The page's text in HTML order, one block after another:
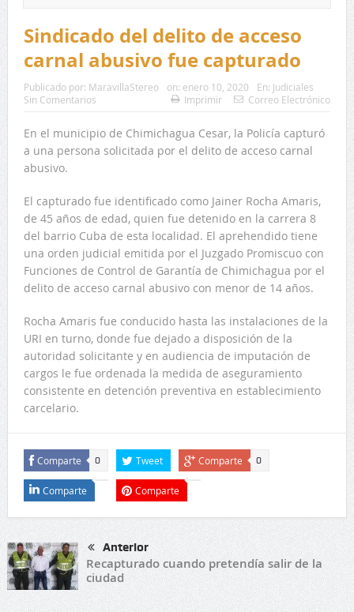
Sindicado del delito de acceso
carnal abusivo fue capturado
Publicado por: MaravillaStereo on: enero 10, 2020 En: Judiciales
Sin Comentarios
Imprimir Correo Electrónico
En el municipio de Chimichagua Cesar, la Policía capturó
a una persona solicitada por el delito de acceso carnal
abusivo.
El capturado fue identificado como Jainer Rocha Amaris,
de 45 años de edad, quien fue detenido en la carrera 8
del barrio Cuba de esta localidad. El aprehendido tiene
una orden judicial emitida por el Juzgado Promiscuo con
Funciones de Control de Garantía de Chimichagua por el
delito de acceso carnal abusivo con menor de 14 años.
Rocha Amaris fue conducido hasta las instalaciones de la
URI en turno, donde fue dejado a disposición de la
autoridad solicitante y en audiencia de imputación de
cargos le fue ordenada la medida de aseguramiento
consistente en detención preventiva en establecimiento
carcelario.
Comparte 0 Tweet Comparte 0
Comparte Comparte
Anterior
Recapturado cuando pretendía salir de la
ciudad